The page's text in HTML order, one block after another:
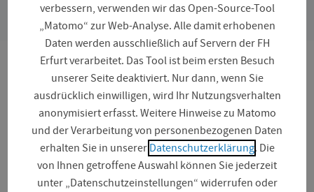
sind
hier:
Personenverzeichnis › Scheel, Holger
Prof. Dr. Holger Scheel
verbessern, verwenden wir das Open-Source-Tool
„Matomo“ zur Web-Analyse. Alle damit erhobenen
Daten werden ausschließlich auf Servern der FH
Erfurt verarbeitet. Das Tool ist beim ersten Besuch
unserer Seite deaktiviert. Nur dann, wenn Sie
ausdrücklich einwilligen, wird Ihr Nutzungsverhalten
anonymisiert erfasst. Weitere Hinweise zu Matomo
und der Verarbeitung von personenbezogenen Daten
erhalten Sie in unserer Datenschutzerklärung. Die
von Ihnen getroffene Auswahl können Sie jederzeit
unter „Datenschutzeinstellungen“ widerrufen oder